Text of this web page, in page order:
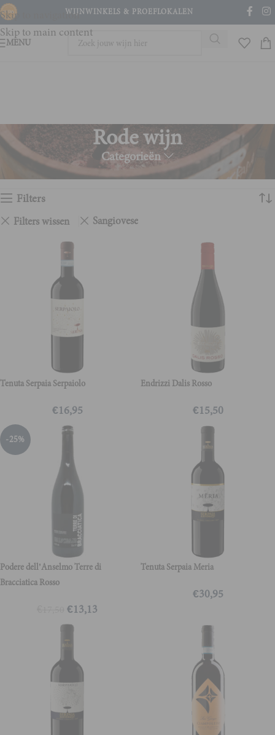
Skip to navigation
Skip to main content
WIJNWINKELS & PROEFLOKALEN
MENU
Rode wijn
Categorieën
Rode wijn Toont alle 16 resultaten
Filters
Filters wissen Sangiovese
Tenuta Serpaia Serpaiolo
€16,95
Endrizzi Dalis Rosso
€15,50
-25%
Podere dell’Anselmo Terre di
Bracciatica Rosso
€13,13
Tenuta Serpaia Meria
€30,95